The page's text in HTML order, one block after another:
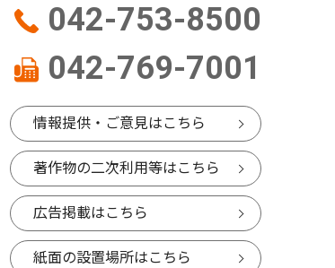
水泳 相模原市緑区の相模原
が全国へ挑む
今月はこ
042-753-8500
042-769-7001
情報提供・ご意見はこちら
著作物の二次利用等はこちら
広告掲載はこちら
紙面の設置場所はこちら